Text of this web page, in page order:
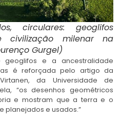
circulares: geoglifos
civilização milenar na
Gurgel)
geoglifos e a ancestralidade
é reforçada pelo artigo da
da Universidade de
“os desenhos geométricos
e mostram que a terra e o
planejados e usados.”